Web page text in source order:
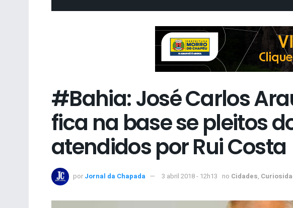
#Bahia: José Carlos
fica na base se pleitos
atendidos por Rui Costa
por Jornal da Chapada 3 abril 2018 - 12h13 no Cidades,